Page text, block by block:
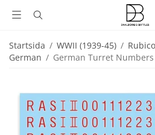
Startsida / WWII (1939-45) /
German / German Turret Numbers